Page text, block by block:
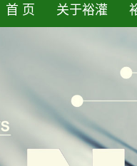
首页 关于裕灌